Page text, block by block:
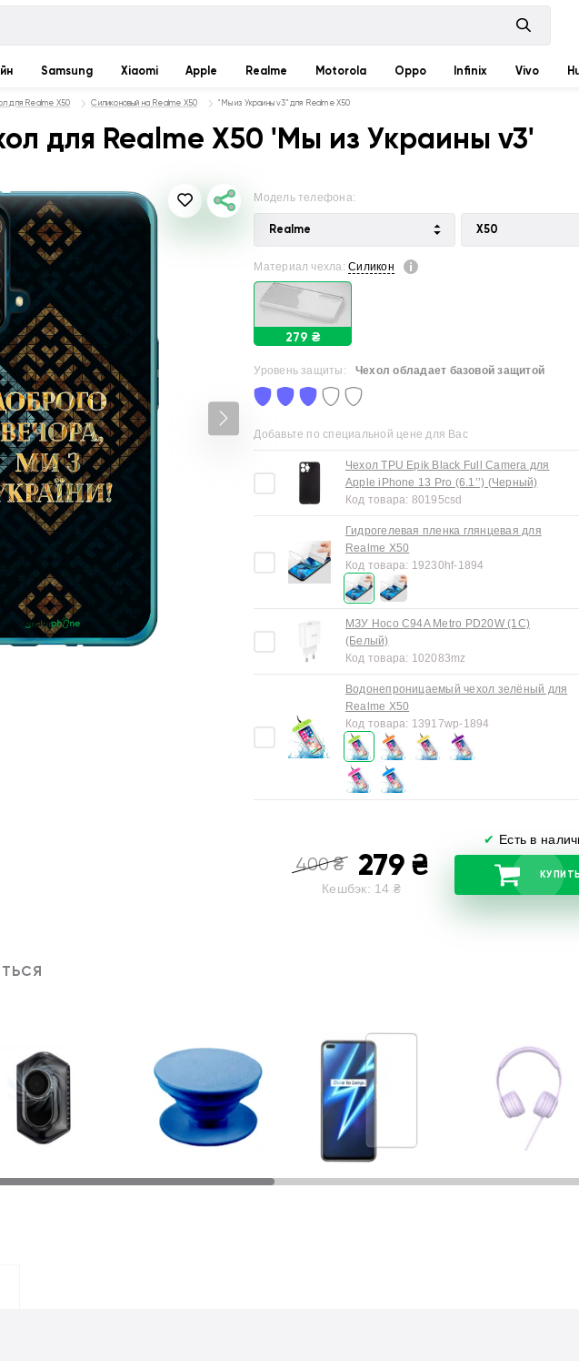
Samsung Xiaomi Apple Realme Motorola Oppo Infinix Vivo
для Realme X50 Силиконовый на Realme X50 "Мы из Украины v3" для Realme X50
для Realme X50 'Мы из Украины v3'
Модель телефона:
Realme X50
Материал чехла:Силикон
279 ₴
Уровень защиты: Чехол обладает базовой защитой
Добавьте по специальной цене для Вас
Чехол TPU Epik Black Full Camera для
Apple iPhone 13 Pro (6.1’’) (Черный)
Код товара: 80195csd
Гидрогелевая пленка глянцевая для
Realme X50
Код товара: 19230hf-1894
МЗУ Hoco C94A Metro PD20W (1C)
(Белый)
Код товара: 102083mz
Водонепроницаемый чехол зелёный для
Realme X50
Код товара: 13917wp-1894
400₴ 279 ₴
Кешбэк: 14 ₴
✔ Есть в
КУПИТЬ